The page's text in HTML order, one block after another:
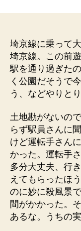
埼京線に乗って
埼京線。この前
駅を通り過ぎた
く公園だそうで
う、などやりとり
土地勘がないの
らず駅員さんに
けど運転手さん
かった。運転手
多分大丈夫、行
えてもらったほ
のに妙に殺風景
間がかかった。
あるな。うちの